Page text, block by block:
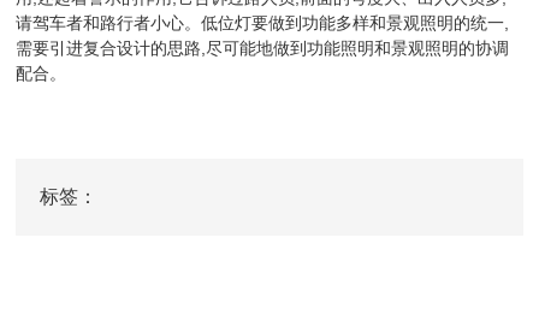
请驾车者和路行者小心。低位灯要做到功能多样和景观照明的统一,
需要引进复合设计的思路,尽可能地做到功能照明和景观照明的协调
配合。
标签：